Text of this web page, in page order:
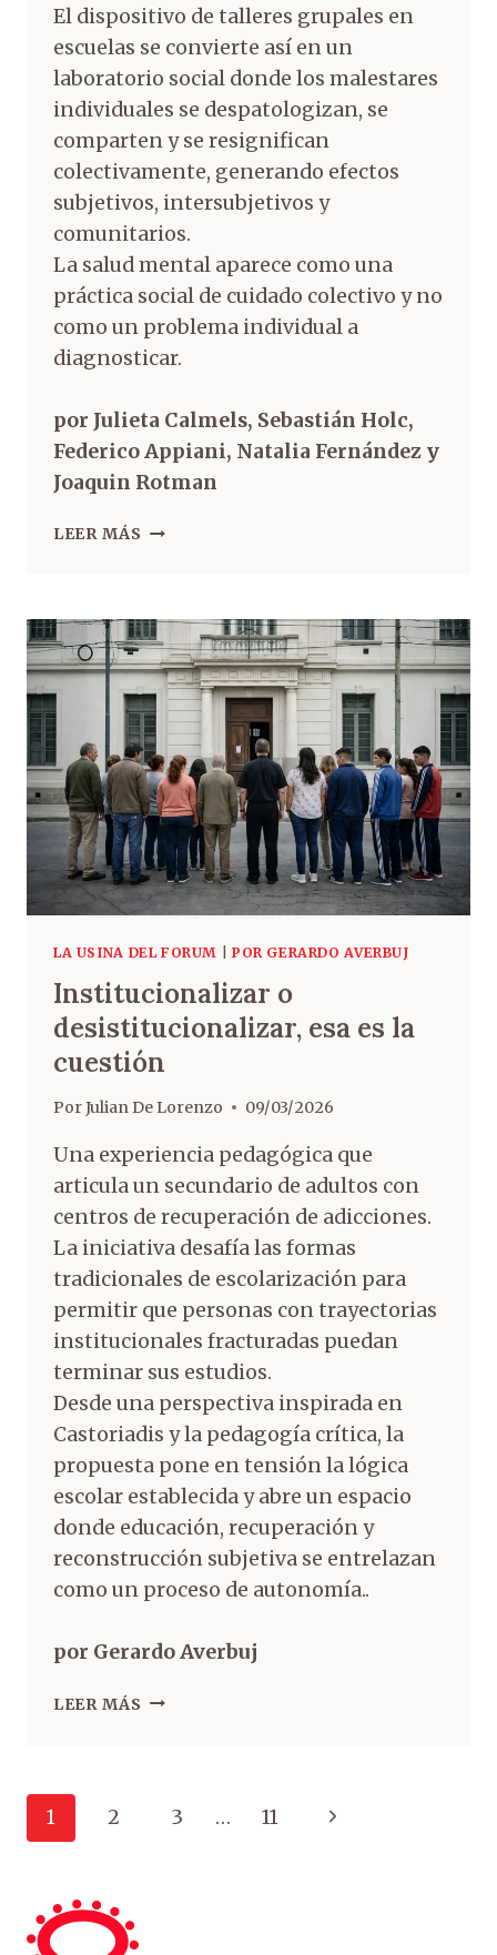
El dispositivo de talleres grupales en
escuelas se convierte así en un
laboratorio social donde los malestares
individuales se despatologizan, se
comparten y se resignifican
colectivamente, generando efectos
subjetivos, intersubjetivos y
comunitarios.
La salud mental aparece como una
práctica social de cuidado colectivo y no
como un problema individual a
diagnosticar.
por Julieta Calmels, Sebastián Holc,
Federico Appiani, Natalia Fernández y
Joaquin Rotman
LEER MÁS
LA USINA DEL FORUM POR GERARDO AVERBUJ
Institucionalizar o
desistitucionalizar, esa es la
cuestión
PorJulian De Lorenzo 09/03/2026
Una experiencia pedagógica que
articula un secundario de adultos con
centros de recuperación de adicciones.
La iniciativa desafía las formas
tradicionales de escolarización para
permitir que personas con trayectorias
institucionales fracturadas puedan
terminar sus estudios.
Desde una perspectiva inspirada en
Castoriadis y la pedagogía crítica, la
propuesta pone en tensión la lógica
escolar establecida y abre un espacio
donde educación, recuperación y
reconstrucción subjetiva se entrelazan
como un proceso de autonomía..
por Gerardo Averbuj
LEER MÁS
1 2 3 … 11